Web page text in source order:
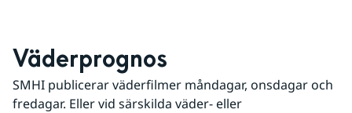
Väderprognos
SMHI publicerar väderfilmer måndagar, onsdagar och
fredagar. Eller vid särskilda väder- eller